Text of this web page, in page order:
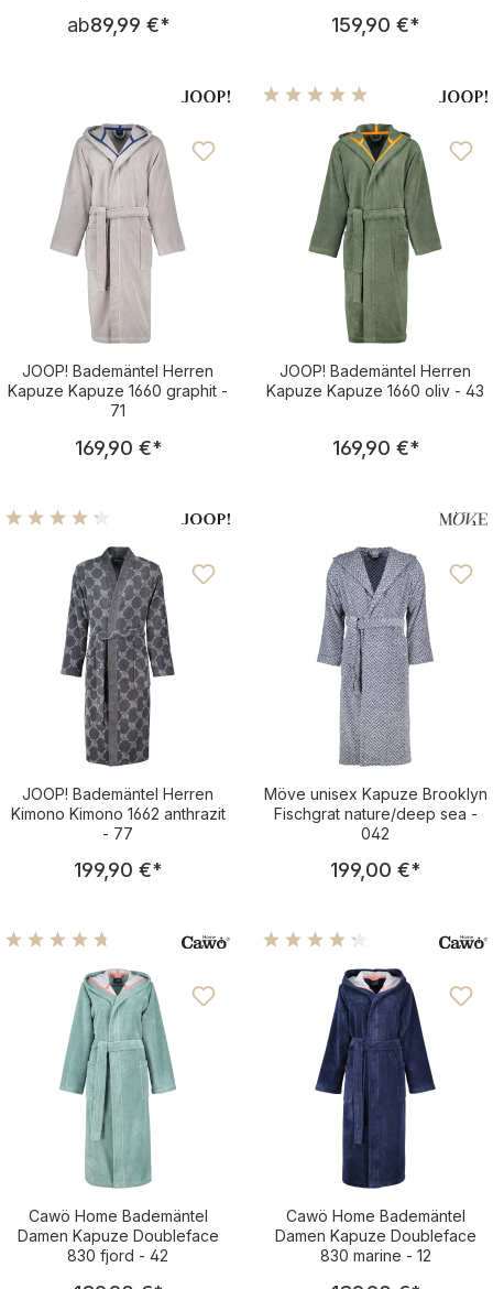
Regulärer Preis:
ab89,99 €* Regulärer
159,90 €*
JOOP! Bademäntel Herren
Kapuze Kapuze 1660 graphit -
71
Regulärer Preis:
169,90 €*
Durchschnittliche
JOOP! Bademäntel Herren
Kapuze Kapuze 1660 oliv - 43
Regulärer
169,90 €*
Durchschnittliche Bewertung von 4.13 von 5 Sternen
JOOP! Bademäntel Herren
Kimono Kimono 1662 anthrazit
- 77
Regulärer Preis:
199,90 €*
Möve unisex Kapuze Brooklyn
Fischgrat nature/deep sea -
042
Regulärer
199,00 €*
Durchschnittliche Bewertung von 4.85 von 5 Sternen
Cawö Home Bademäntel
Damen Kapuze Doubleface
830 fjord - 42
Regulärer Preis:
Durchschnittliche
Cawö Home Bademäntel
Damen Kapuze Doubleface
830 marine - 12
Regulärer